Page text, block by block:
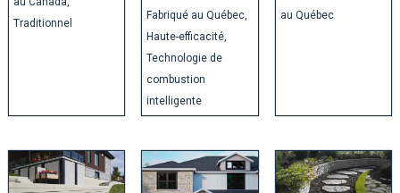
Traditionnel
Fabriqué au Québec
Haute-efficacité
Technologie de
combustion
intelligente
au Québec